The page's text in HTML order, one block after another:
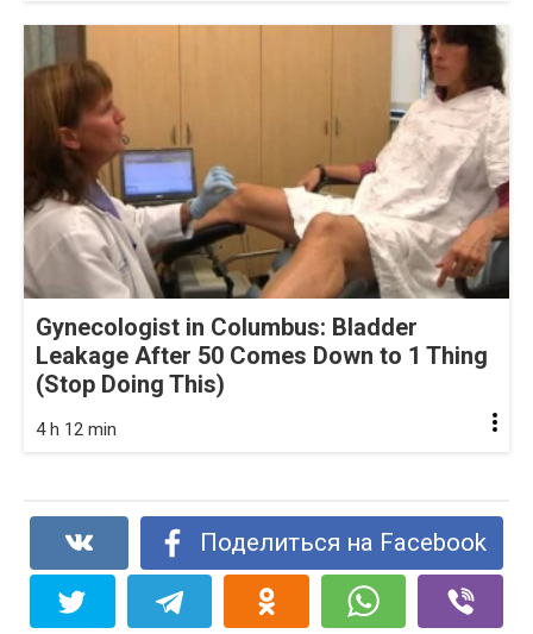
Gynecologist in Columbus: Bladder
Leakage After 50 Comes Down to 1 Thing
(Stop Doing This)
4 h 12 min
Поделиться на Facebook